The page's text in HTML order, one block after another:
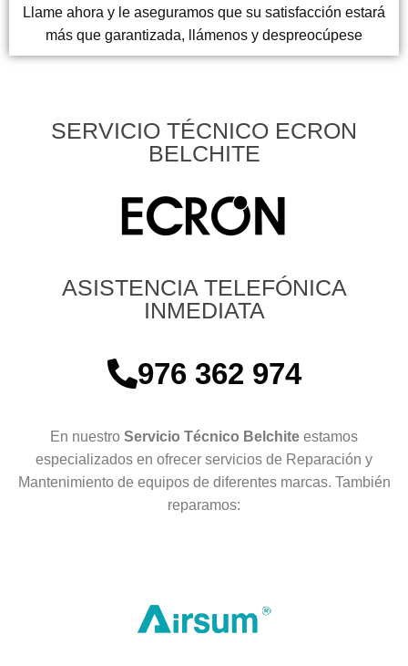
Llame ahora y le aseguramos que su satisfacción estará
más que garantizada, llámenos y despreocúpese
SERVICIO TÉCNICO ECRON
BELCHITE
ASISTENCIA TELEFÓNICA
INMEDIATA
976 362 974
En nuestro Servicio Técnico Belchite estamos
especializados en ofrecer servicios de Reparación y
Mantenimiento de equipos de diferentes marcas. También
reparamos: